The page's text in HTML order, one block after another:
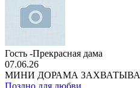
Гость -Прекрасная дама
07.06.26
МИНИ ДОРАМА
Поздно для любви